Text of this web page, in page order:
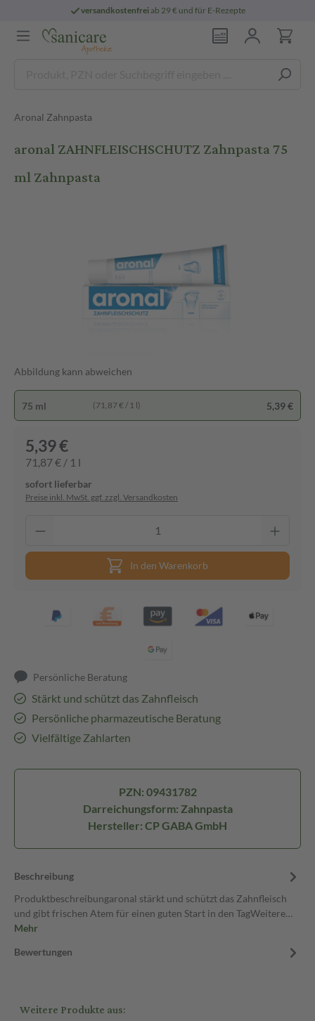
versandkostenfreiab 29 € und für E-Rezepte
Aronal Zahnpasta
aronal ZAHNFLEISCHSCHUTZ Zahnpasta 75
ml Zahnpasta
Abbildung kann abweichen
75 ml (71,87 € / 1 l) 5,39 €
5,39 €
71,87 € / 1 l
sofort lieferbar
Preise inkl. MwSt. ggf. zzgl. Versandkosten
In den Warenkorb
Persönliche Beratung
Stärkt und schützt das Zahnfleisch
Persönliche pharmazeutische Beratung
Vielfältige Zahlarten
PZN: 09431782
Darreichungsform: Zahnpasta
Hersteller: CP GABA GmbH
Beschreibung
Produktbeschreibungaronal stärkt und schützt das Zahnfleisch
und gibt frischen Atem für einen guten Start in den TagWeitere…
Mehr
Bewertungen
Weitere Produkte aus: